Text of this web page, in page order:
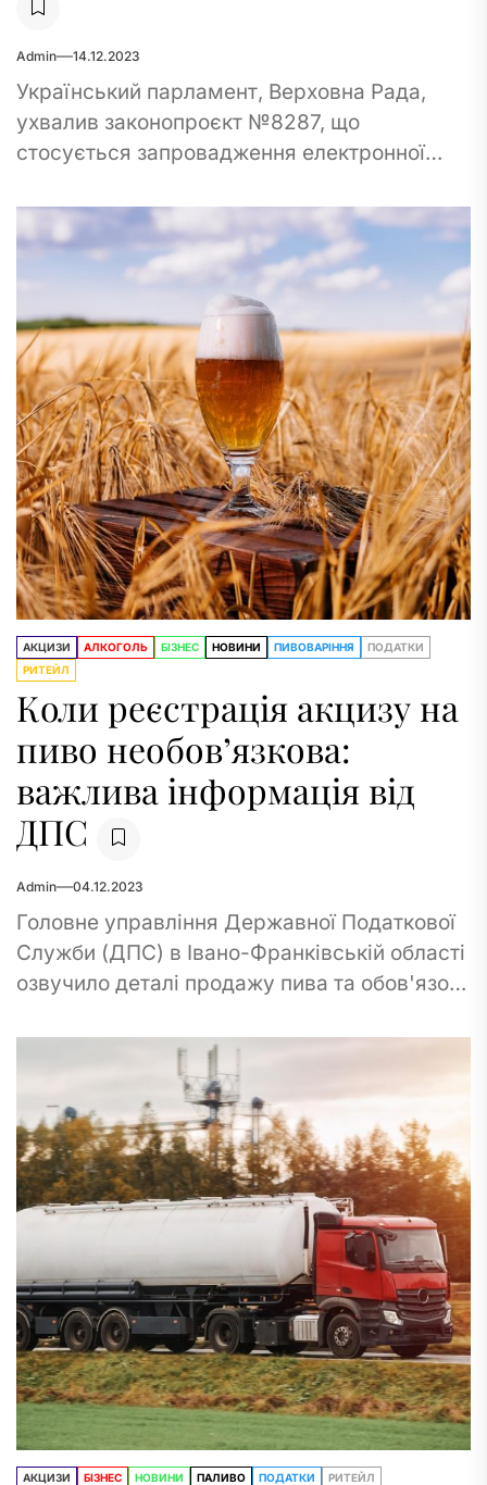
Admin 14.12.2023
Український парламент, Верховна Рада,
ухвалив законопроєкт №8287, що
стосується запровадження електронної
призначений для ефективного контролю
обігу алкогольних напоїв, тютюнових
АКЦИЗИ АЛКОГОЛЬ БІЗНЕС НОВИНИ ПИВОВАРІННЯ
ПОДАТКИ
РИТЕЙЛ
Коли реєстрація акцизу на
пиво необов’язкова:
важлива інформація від
ДПС
Admin 04.12.2023
Головне управління Державної Податкової
Служби (ДПС) в Івано-Франківській області
озвучило деталі продажу пива та обов'язок
умов. Почнемо з нагадування:...
АКЦИЗИ БІЗНЕС НОВИНИ ПАЛИВО ПОДАТКИ РИТЕЙЛ